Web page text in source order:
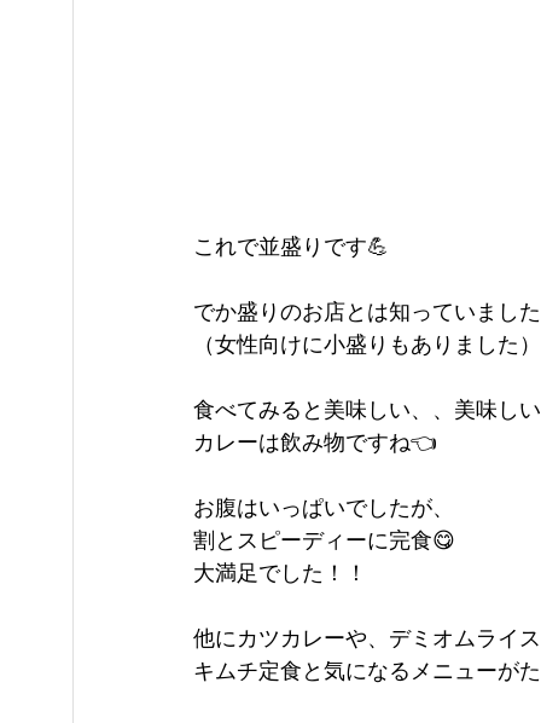
これで並盛りです💪
でか盛りのお店とは知っていまし
（女性向けに小盛りもありました）
食べてみると美味しい、、美味しい
カレーは飲み物ですね👈
お腹はいっぱいでしたが、
割とスピーディーに完食😋
大満足でした！！
他にカツカレーや、デミオムライス
キムチ定食と気になるメニューが